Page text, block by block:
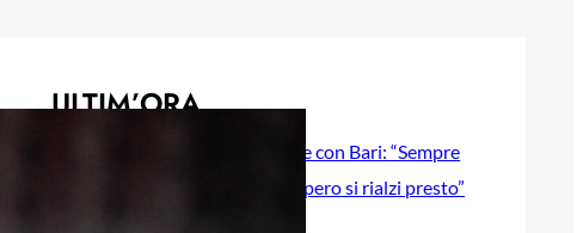
ULTIM’ORA
Gazzi e il legame con Bari: “Sempre
nel mio cuore, spero si rialzi presto”